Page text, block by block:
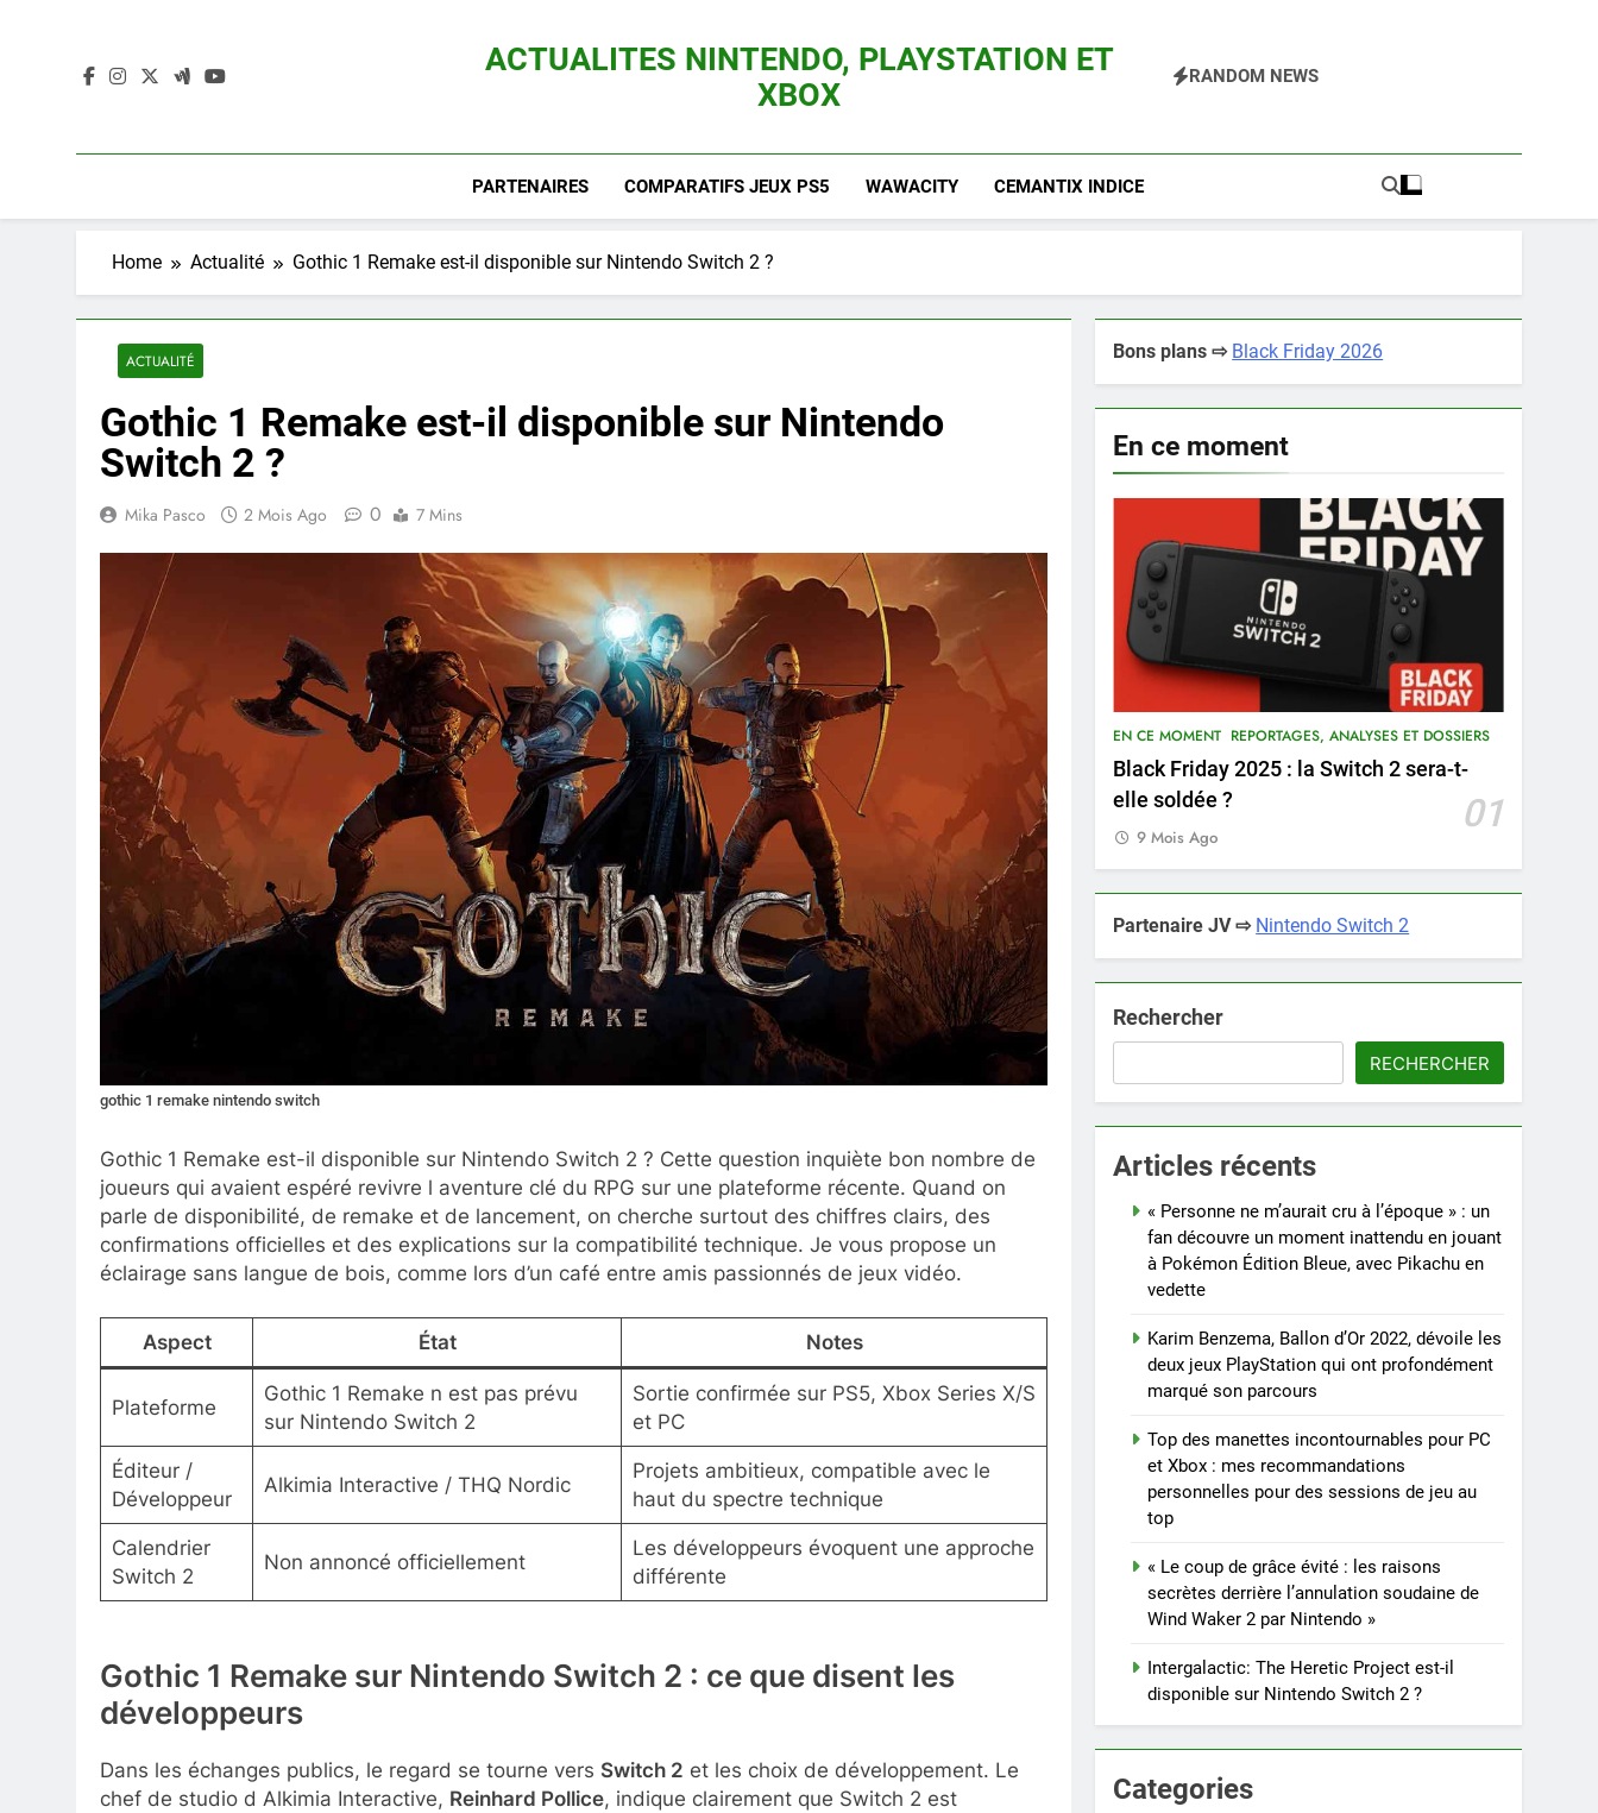
ACTUALITES NINTENDO, PLAYSTATION ET
XBOX
RANDOM NEWS
PARTENAIRES COMPARATIFS JEUX PS5 WAWACITY CEMANTIX INDICE
Home Actualité Gothic 1 Remake est-il disponible sur Nintendo Switch 2 ?
ACTUALITÉ
Gothic 1 Remake est-il disponible sur Nintendo
Switch 2 ?
Mika Pasco 2 Mois Ago 0 7 Mins
gothic 1 remake nintendo switch
Gothic 1 Remake est-il disponible sur Nintendo Switch 2 ? Cette question inquiète bon nombre de
joueurs qui avaient espéré revivre l aventure clé du RPG sur une plateforme récente. Quand on
parle de disponibilité, de remake et de lancement, on cherche surtout des chiffres clairs, des
confirmations officielles et des explications sur la compatibilité technique. Je vous propose un
éclairage sans langue de bois, comme lors d’un café entre amis passionnés de jeux vidéo.
Aspect État Notes
Plateforme
Gothic 1 Remake n est pas prévu
sur Nintendo Switch 2
Sortie confirmée sur PS5, Xbox Series X/S
et PC
Éditeur /
Développeur
Alkimia Interactive / THQ Nordic
Projets ambitieux, compatible avec le
haut du spectre technique
Calendrier
Switch 2
Non annoncé officiellement
Les développeurs évoquent une approche
différente
Gothic 1 Remake sur Nintendo Switch 2 : ce que disent les
développeurs
Dans les échanges publics, le regard se tourne vers Switch 2 et les choix de développement. Le
chef de studio d Alkimia Interactive, Reinhard Pollice, indique clairement que Switch 2 est
Bons plans ⇨ Black Friday 2026
En ce moment
EN CE MOMENT REPORTAGES, ANALYSES ET DOSSIERS
Black Friday 2025 : la Switch 2 sera-t-
elle soldée ?
01
9 Mois Ago
Partenaire JV ⇨ Nintendo Switch 2
Rechercher
RECHERCHER
Articles récents
« Personne ne m’aurait cru à l’époque » : un
fan découvre un moment inattendu en jouant
à Pokémon Édition Bleue, avec Pikachu en
vedette
Karim Benzema, Ballon d’Or 2022, dévoile les
deux jeux PlayStation qui ont profondément
marqué son parcours
Top des manettes incontournables pour PC
et Xbox : mes recommandations
personnelles pour des sessions de jeu au
top
« Le coup de grâce évité : les raisons
secrètes derrière l’annulation soudaine de
Wind Waker 2 par Nintendo »
Intergalactic: The Heretic Project est-il
disponible sur Nintendo Switch 2 ?
Categories